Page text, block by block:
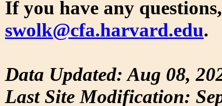
If you have any
swolk@cfa.harvard.edu.
Data Updated: Aug 08,
Last Site Modification: